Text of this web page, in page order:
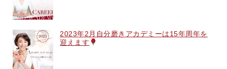
2023年2月自分磨きアカデミーは15年周年を
迎えます